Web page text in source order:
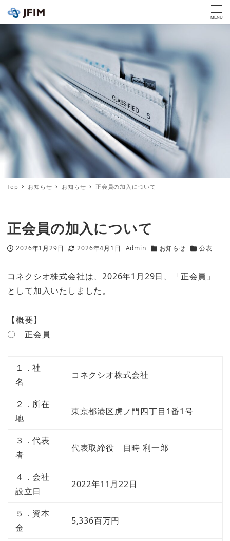
MENU
Top お知らせ お知らせ 正会員の加入について
正会員の加入について
投稿日
2026年1月29日
更新日
2026年4月1日
著
Admin
カテゴリー
お知らせ
カテゴリー
公表
コネクシオ株式会社は、2026年1月29日、「正会員」
として加入いたしました。
【概要】
〇 正会員
１．社
名
コネクシオ株式会社
２．所在
地
東京都港区虎ノ門四丁目1番1号
３．代表
者
代表取締役 目時 利一郎
４．会社
設立日
2022年11月22日
５．資本
金
5,336百万円